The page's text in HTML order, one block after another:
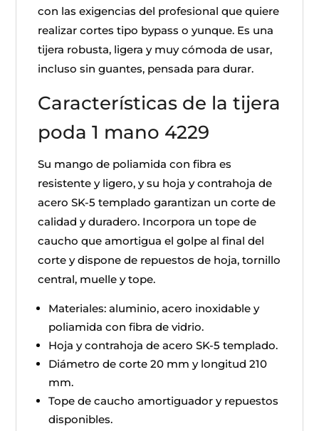
con las exigencias del profesional que quiere
realizar cortes tipo bypass o yunque. Es una
tijera robusta, ligera y muy cómoda de usar,
incluso sin guantes, pensada para durar.
Características de la tijera
poda 1 mano 4229
Su mango de poliamida con fibra es
resistente y ligero, y su hoja y contrahoja de
acero SK-5 templado garantizan un corte de
calidad y duradero. Incorpora un tope de
caucho que amortigua el golpe al final del
corte y dispone de repuestos de hoja, tornillo
central, muelle y tope.
Materiales: aluminio, acero inoxidable y
poliamida con fibra de vidrio.
Hoja y contrahoja de acero SK-5 templado.
Diámetro de corte 20 mm y longitud 210
mm.
Tope de caucho amortiguador y repuestos
disponibles.